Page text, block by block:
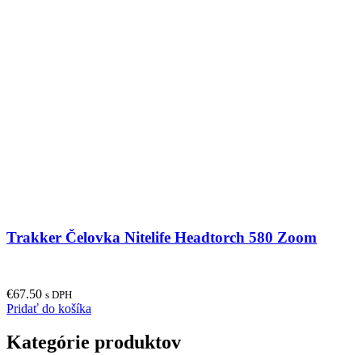
Trakker Čelovka Nitelife Headtorch 580 Zoom
€67.50 s DPH
Pridať do košíka
Kategórie produktov